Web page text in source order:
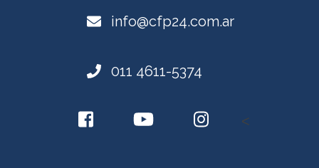
info@cfp24.com.ar
011 4611-5374
<